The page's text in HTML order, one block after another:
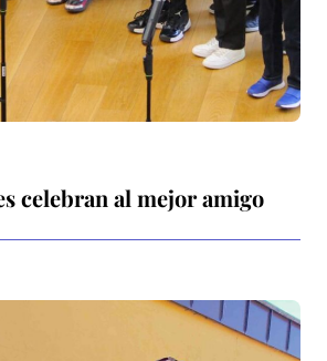
celebran al mejor amigo